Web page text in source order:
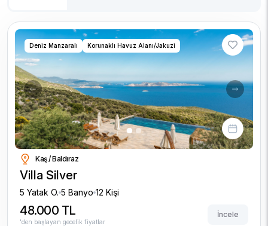
Previous Next
Deniz Manzaralı Korunaklı Havuz Alanı/Jakuzi
Kaş / Baldıraz
Villa Silver
5 Yatak O. 5 Banyo 12 Kişi
48.000 TL
'den başlayan gecelik fiyatlar
İncele